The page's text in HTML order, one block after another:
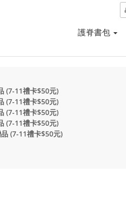
護脊書包
(7-11禮卡$50元)
(7-11禮卡$50元)
(7-11禮卡$50元)
(7-11禮卡$50元)
(7-11禮卡$50元)